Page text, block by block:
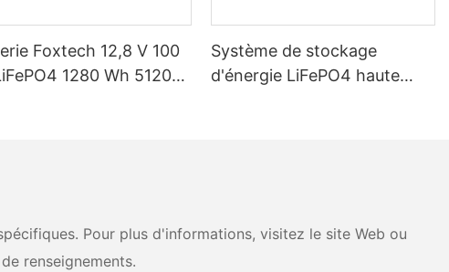
Foxtech 12,8 V 100
1280 Wh 5120
Système de stockage
d'énergie LiFePO4 haute
Pour plus d'informations, visitez le site Web ou
renseignements.